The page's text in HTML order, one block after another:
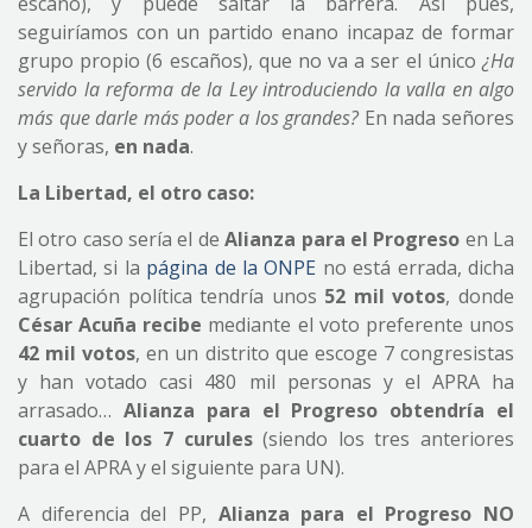
seguiríamos con un partido enano incapaz de formar
grupo propio (6 escaños), que no va a ser el único ¿Ha
servido la reforma de la Ley introduciendo la valla en algo
más que darle más poder a los grandes?En nada señores
y señoras, en nada.
La Libertad, el otro caso:
El otro caso sería el deAlianza para el Progreso en La
Libertad, si la página de la ONPE no está errada, dicha
agrupación política tendría unos 52 mil votos, donde
César Acuña recibe mediante el voto preferente unos
42 mil votos, en un distrito que escoge 7 congresistas
y han votado casi 480 mil personas y el APRA ha
arrasado… Alianza para el Progreso obtendría el
cuarto de los 7 curules(siendo los tres anteriores
para el APRA y el siguiente para UN).
A diferencia del PP, Alianza para el Progreso NO